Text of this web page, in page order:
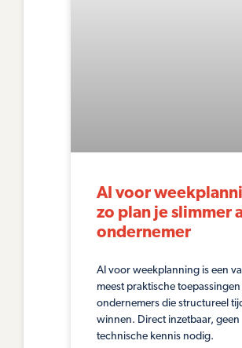
AI voor
zo plan je slimmer
ondernemer
AI voor weekplanning is een
meest praktische
ondernemers die structureel
winnen. Direct inzetbaar, geen
technische kennis nodig.